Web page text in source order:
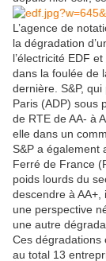
L’agence de
la dégradation
l’électricité EDF
dans la foulée de
dernière. S&P,
Paris (ADP) sous
de RTE de AA- à
elle dans un
S&P a également
Ferré de France
poids lourds du
descendre à AA+,
une perspective
une autre
Ces dégradations
au total 13